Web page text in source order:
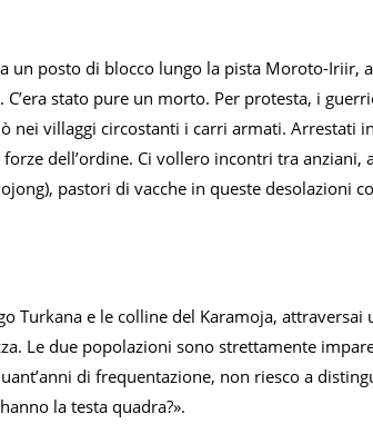
un posto di blocco lungo la pista Moroto-Iriir,
stato pure un morto. Per protesta, i
nei villaggi circostanti i carri armati. Arrestati
dell’ordine. Ci vollero incontri tra
pastori di vacche in queste desolazioni
Turkana e le colline del Karamoja,
Le due popolazioni sono strettamente
di frequentazione, non riesco a
la testa quadra?».